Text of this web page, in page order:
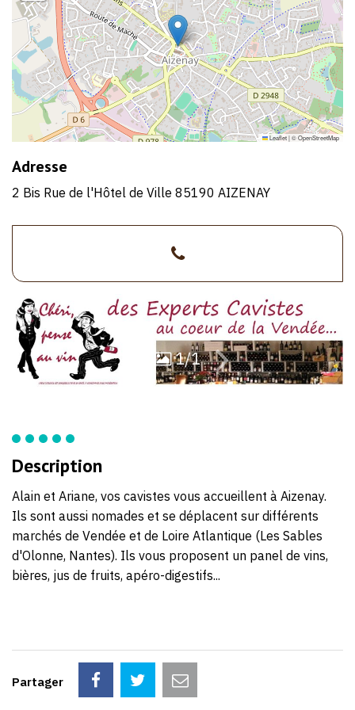
Leaflet|©OpenStreetMap
Adresse
2 Bis Rue de l'Hôtel de Ville 85190 AIZENAY
>02
28
15
72
41
1/1
Description
Alain et Ariane, vos cavistes vous accueillent à Aizenay.
Ils sont aussi nomades et se déplacent sur différents
marchés de Vendée et de Loire Atlantique (Les Sables
d'Olonne, Nantes). Ils vous proposent un panel de vins,
bières, jus de fruits, apéro-digestifs...
Partager